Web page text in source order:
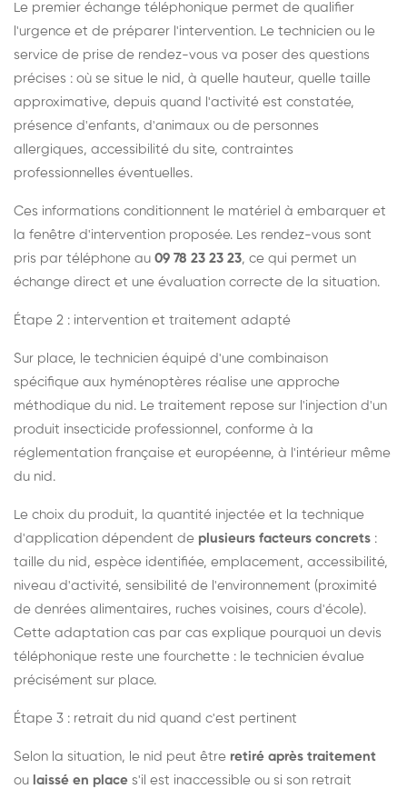
Le premier échange téléphonique permet de qualifier
l'urgence et de préparer l'intervention. Le technicien ou le
service de prise de rendez-vous va poser des questions
précises : où se situe le nid, à quelle hauteur, quelle taille
approximative, depuis quand l'activité est constatée,
présence d'enfants, d'animaux ou de personnes
allergiques, accessibilité du site, contraintes
professionnelles éventuelles.
Ces informations conditionnent le matériel à embarquer et
la fenêtre d'intervention proposée. Les rendez-vous sont
pris par téléphone au 09 78 23 23 23, ce qui permet un
échange direct et une évaluation correcte de la situation.
Étape 2 : intervention et traitement adapté
Sur place, le technicien équipé d'une combinaison
spécifique aux hyménoptères réalise une approche
méthodique du nid. Le traitement repose sur l'injection d'un
produit insecticide professionnel, conforme à la
réglementation française et européenne, à l'intérieur même
du nid.
Le choix du produit, la quantité injectée et la technique
d'application dépendent de plusieurs facteurs concrets :
taille du nid, espèce identifiée, emplacement, accessibilité,
niveau d'activité, sensibilité de l'environnement (proximité
de denrées alimentaires, ruches voisines, cours d'école).
Cette adaptation cas par cas explique pourquoi un devis
téléphonique reste une fourchette : le technicien évalue
précisément sur place.
Étape 3 : retrait du nid quand c'est pertinent
Selon la situation, le nid peut être retiré après traitement
ou laissé en place s'il est inaccessible ou si son retrait